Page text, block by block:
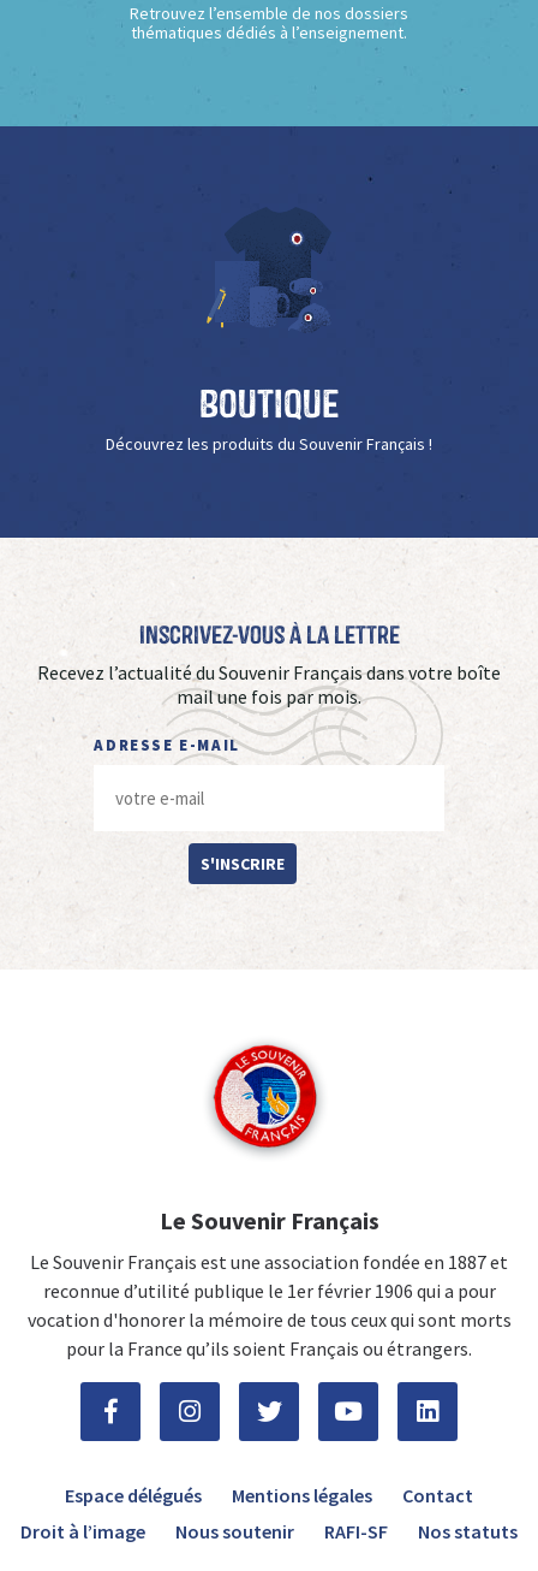
Retrouvez l’ensemble de nos dossiers
thématiques dédiés à l’enseignement.
Boutique
Découvrez les produits du Souvenir Français !
Inscrivez-vous à La Lettre
Recevez l’actualité du Souvenir Français dans votre boîte
mail une fois par mois.
ADRESSE E-MAIL
S'INSCRIRE
Le Souvenir Français
Le Souvenir Français est une association fondée en 1887 et
reconnue d’utilité publique le 1er février 1906 qui a pour
vocation d'honorer la mémoire de tous ceux qui sont morts
pour la France qu’ils soient Français ou étrangers.
Espace délégués Mentions légales
Contact
Droit à l’image
Nous soutenir RAFI-SF Nos statuts